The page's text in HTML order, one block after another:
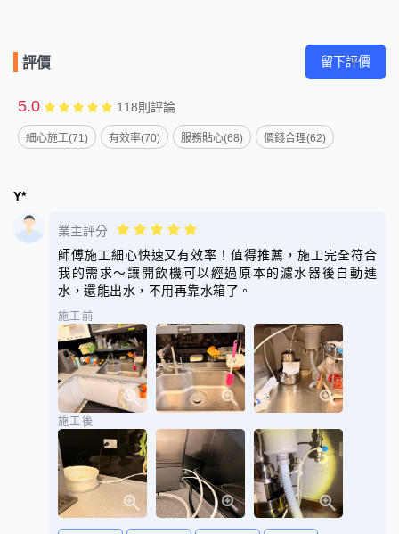
評價 留下評價
5.0 118則評論
細心施工(71) 有效率(70) 服務貼心(68) 價錢合理(62)
Y*
業主評分
師傅施工細心快速又有效率！值得推薦，施工完全符合
我的需求～讓開飲機可以經過原本的濾水器後自動進
水，還能出水，不用再靠水箱了。
施工前
施工後